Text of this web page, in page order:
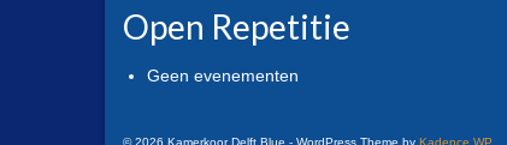
Open Repetitie
Geen evenementen
© 2026 Kamerkoor Delft Blue - WordPress Theme by Kadence WP